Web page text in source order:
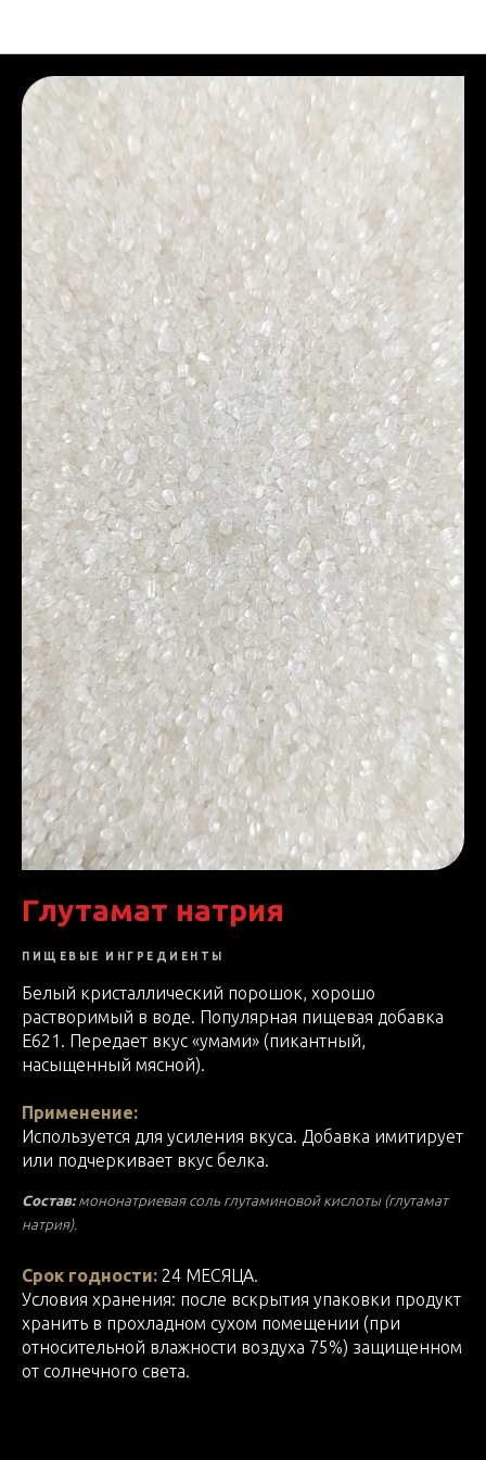
Глутамат натрия
ПИЩЕВЫЕ ИНГРЕДИЕНТЫ
Белый кристаллический порошок, хорошо
растворимый в воде. Популярная пищевая добавка
Е621. Передает вкус «умами» (пикантный,
насыщенный мясной).
Применение:
Используется для усиления вкуса. Добавка имитирует
или подчеркивает вкус белка.
Состав:мононатриевая соль глутаминовой кислоты (глутамат
натрия).
Срок годности: 24 МЕСЯЦА.
Условия хранения: после вскрытия упаковки продукт
хранить в прохладном сухом помещении (при
относительной влажности воздуха 75%) защищенном
от солнечного света.